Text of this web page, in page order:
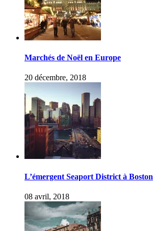
Marchés de Noël en Europe
20 décembre, 2018
L’émergent Seaport District à Boston
08 avril, 2018